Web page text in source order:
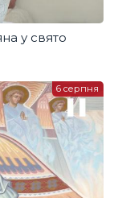
у свято
6 серпня